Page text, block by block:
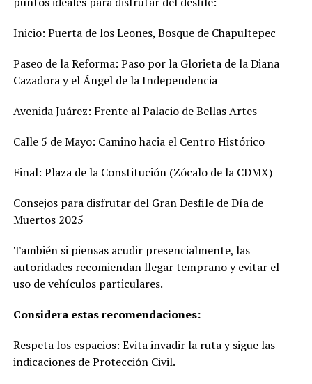
Inicio: Puerta de los Leones, Bosque de Chapultepec
Paseo de la Reforma: Paso por la Glorieta de la Diana
Cazadora y el Ángel de la Independencia
Avenida Juárez: Frente al Palacio de Bellas Artes
Calle 5 de Mayo: Camino hacia el Centro Histórico
Final: Plaza de la Constitución (Zócalo de la CDMX)
Consejos para disfrutar del Gran Desfile de Día de
Muertos 2025
También si piensas acudir presencialmente, las
autoridades recomiendan llegar temprano y evitar el
uso de vehículos particulares.
Considera estas recomendaciones:
Respeta los espacios: Evita invadir la ruta y sigue las
indicaciones de Protección Civil.